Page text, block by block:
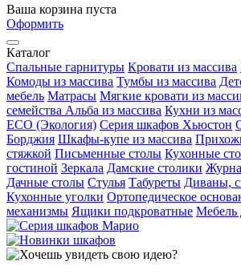
Ваша корзина пуста
Оформить
Каталог
Спальные гарнитуры Кровати из массива
Комоды из массива Тумбы из массива
мебель Матрасы Мягкие кровати из
семейства Альба из массива Кухни из
ECO (Экология) Серия шкафов Хьюстон
Борджия Шкафы-купе из массива
стяжкой Письменные столы Кухонные
гостиной Зеркала Дамские столики
Дачные столы Стулья Табуреты Диваны,
Кухонные уголки Ортопедическое
механизмы Ящики подкроватные Мебель